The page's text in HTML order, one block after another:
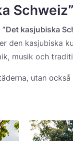
Schweiz”
”Det kasjubiska
den kasjubiska
musik och
utan